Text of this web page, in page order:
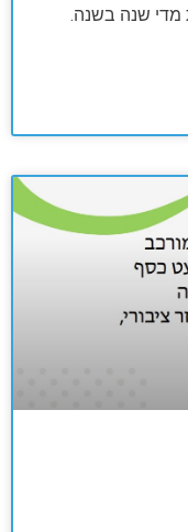
מדי שנה בשנה.